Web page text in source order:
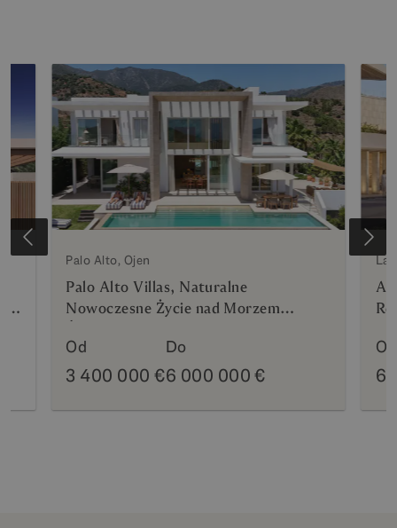
Palo Alto, Ojen
Palo Alto Villas, Naturalne
Nowoczesne Życie nad Morzem
Od
3 400 000 €
Do
6 000 000 €
La
Od